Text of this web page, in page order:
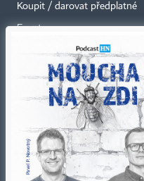
Koupit / darovat předplatné
Eventy
Newslettery
RSS kanály
Autorská práva vykonává
zakázáno jakékoli užití částí
jakýmkoli způsobem,
jiném jazyce. Bez souhlasu
obsahu pro účely